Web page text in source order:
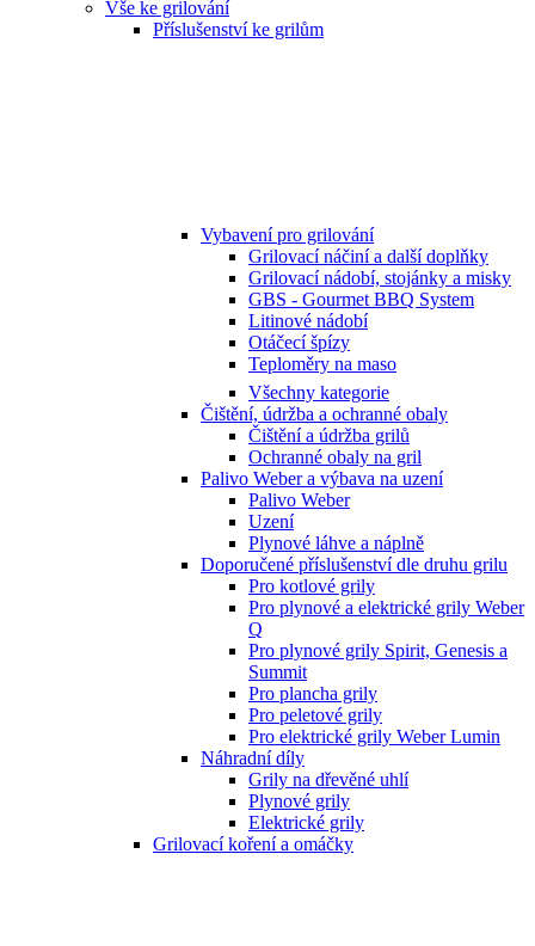
Vše ke grilování
Příslušenství ke grilům
Vybavení pro grilování
Grilovací náčiní a další doplňky
Grilovací nádobí, stojánky a misky
GBS - Gourmet BBQ System
Litinové nádobí
Otáčecí špízy
Teploměry na maso
Všechny kategorie
Čištění, údržba a ochranné obaly
Čištění a údržba grilů
Ochranné obaly na gril
Palivo Weber a výbava na uzení
Palivo Weber
Uzení
Plynové láhve a náplně
Doporučené příslušenství dle druhu grilu
Pro kotlové grily
Pro plynové a elektrické grily Weber
Q
Pro plynové grily Spirit, Genesis a
Summit
Pro plancha grily
Pro peletové grily
Pro elektrické grily Weber Lumin
Náhradní díly
Grily na dřevěné uhlí
Plynové grily
Elektrické grily
Grilovací koření a omáčky